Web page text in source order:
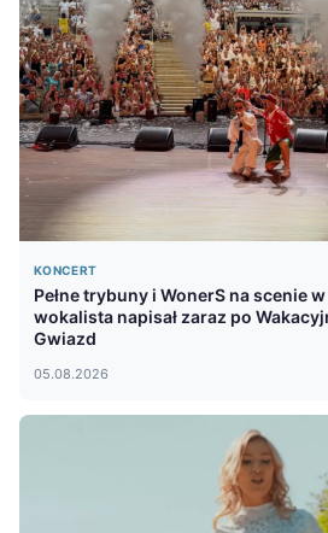
KONCERT
Pełne trybuny i WonerS na scenie
wokalista napisał zaraz po
Gwiazd
05.08.2026